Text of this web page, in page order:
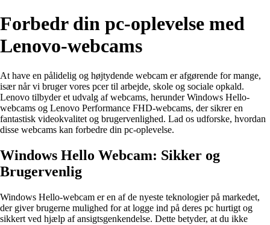
Forbedr din pc-oplevelse med
Lenovo-webcams
At have en pålidelig og højtydende webcam er afgørende for mange,
især når vi bruger vores pcer til arbejde, skole og sociale opkald.
Lenovo tilbyder et udvalg af webcams, herunder Windows Hello-
webcams og Lenovo Performance FHD-webcams, der sikrer en
fantastisk videokvalitet og brugervenlighed. Lad os udforske, hvordan
disse webcams kan forbedre din pc-oplevelse.
Windows Hello Webcam: Sikker og
Brugervenlig
Windows Hello-webcam er en af de nyeste teknologier på markedet,
der giver brugerne mulighed for at logge ind på deres pc hurtigt og
sikkert ved hjælp af ansigtsgenkendelse. Dette betyder, at du ikke